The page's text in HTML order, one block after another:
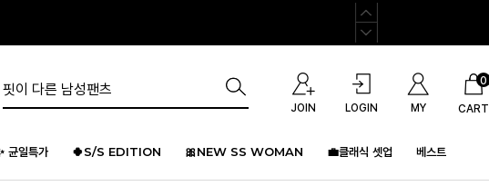
JOIN LOGIN MY CART
0
균일특가 🍀S/S EDITION 🎀NEW SS WOMAN 💼클래식 셋업 베스트